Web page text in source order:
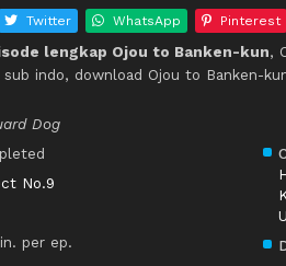
Twitter WhatsApp Pinterest
lengkap Ojou to Banken-kun,
indo, download Ojou to Banken-
Dog
No.9
per ep.